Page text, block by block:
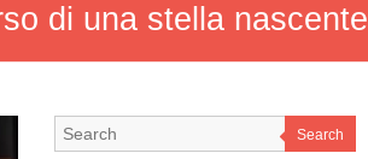
di una stella nascente
Search